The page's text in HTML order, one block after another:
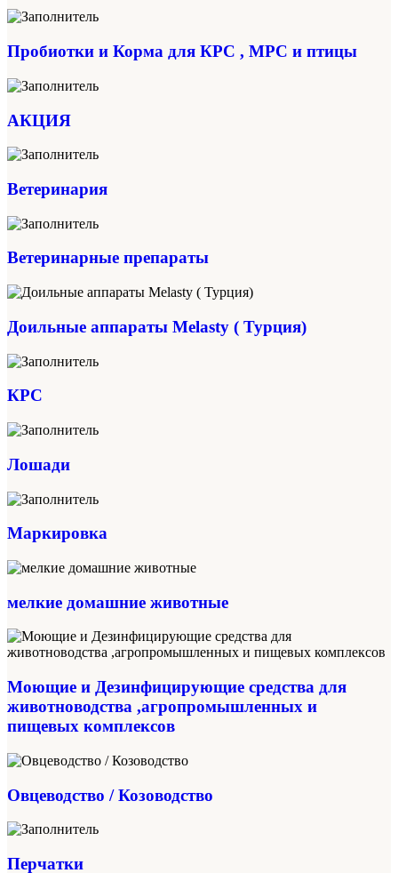
Пробиотки и Корма для КРС , МРС и птицы
АКЦИЯ
Ветеринария
Ветеринарные препараты
Доильные аппараты Melasty ( Турция)
КРС
Лошади
Маркировка
мелкие домашние животные
Моющие и Дезинфицирующие средства для
животноводства ,агропромышленных и
пищевых комплексов
Овцеводство / Козоводство
Перчатки